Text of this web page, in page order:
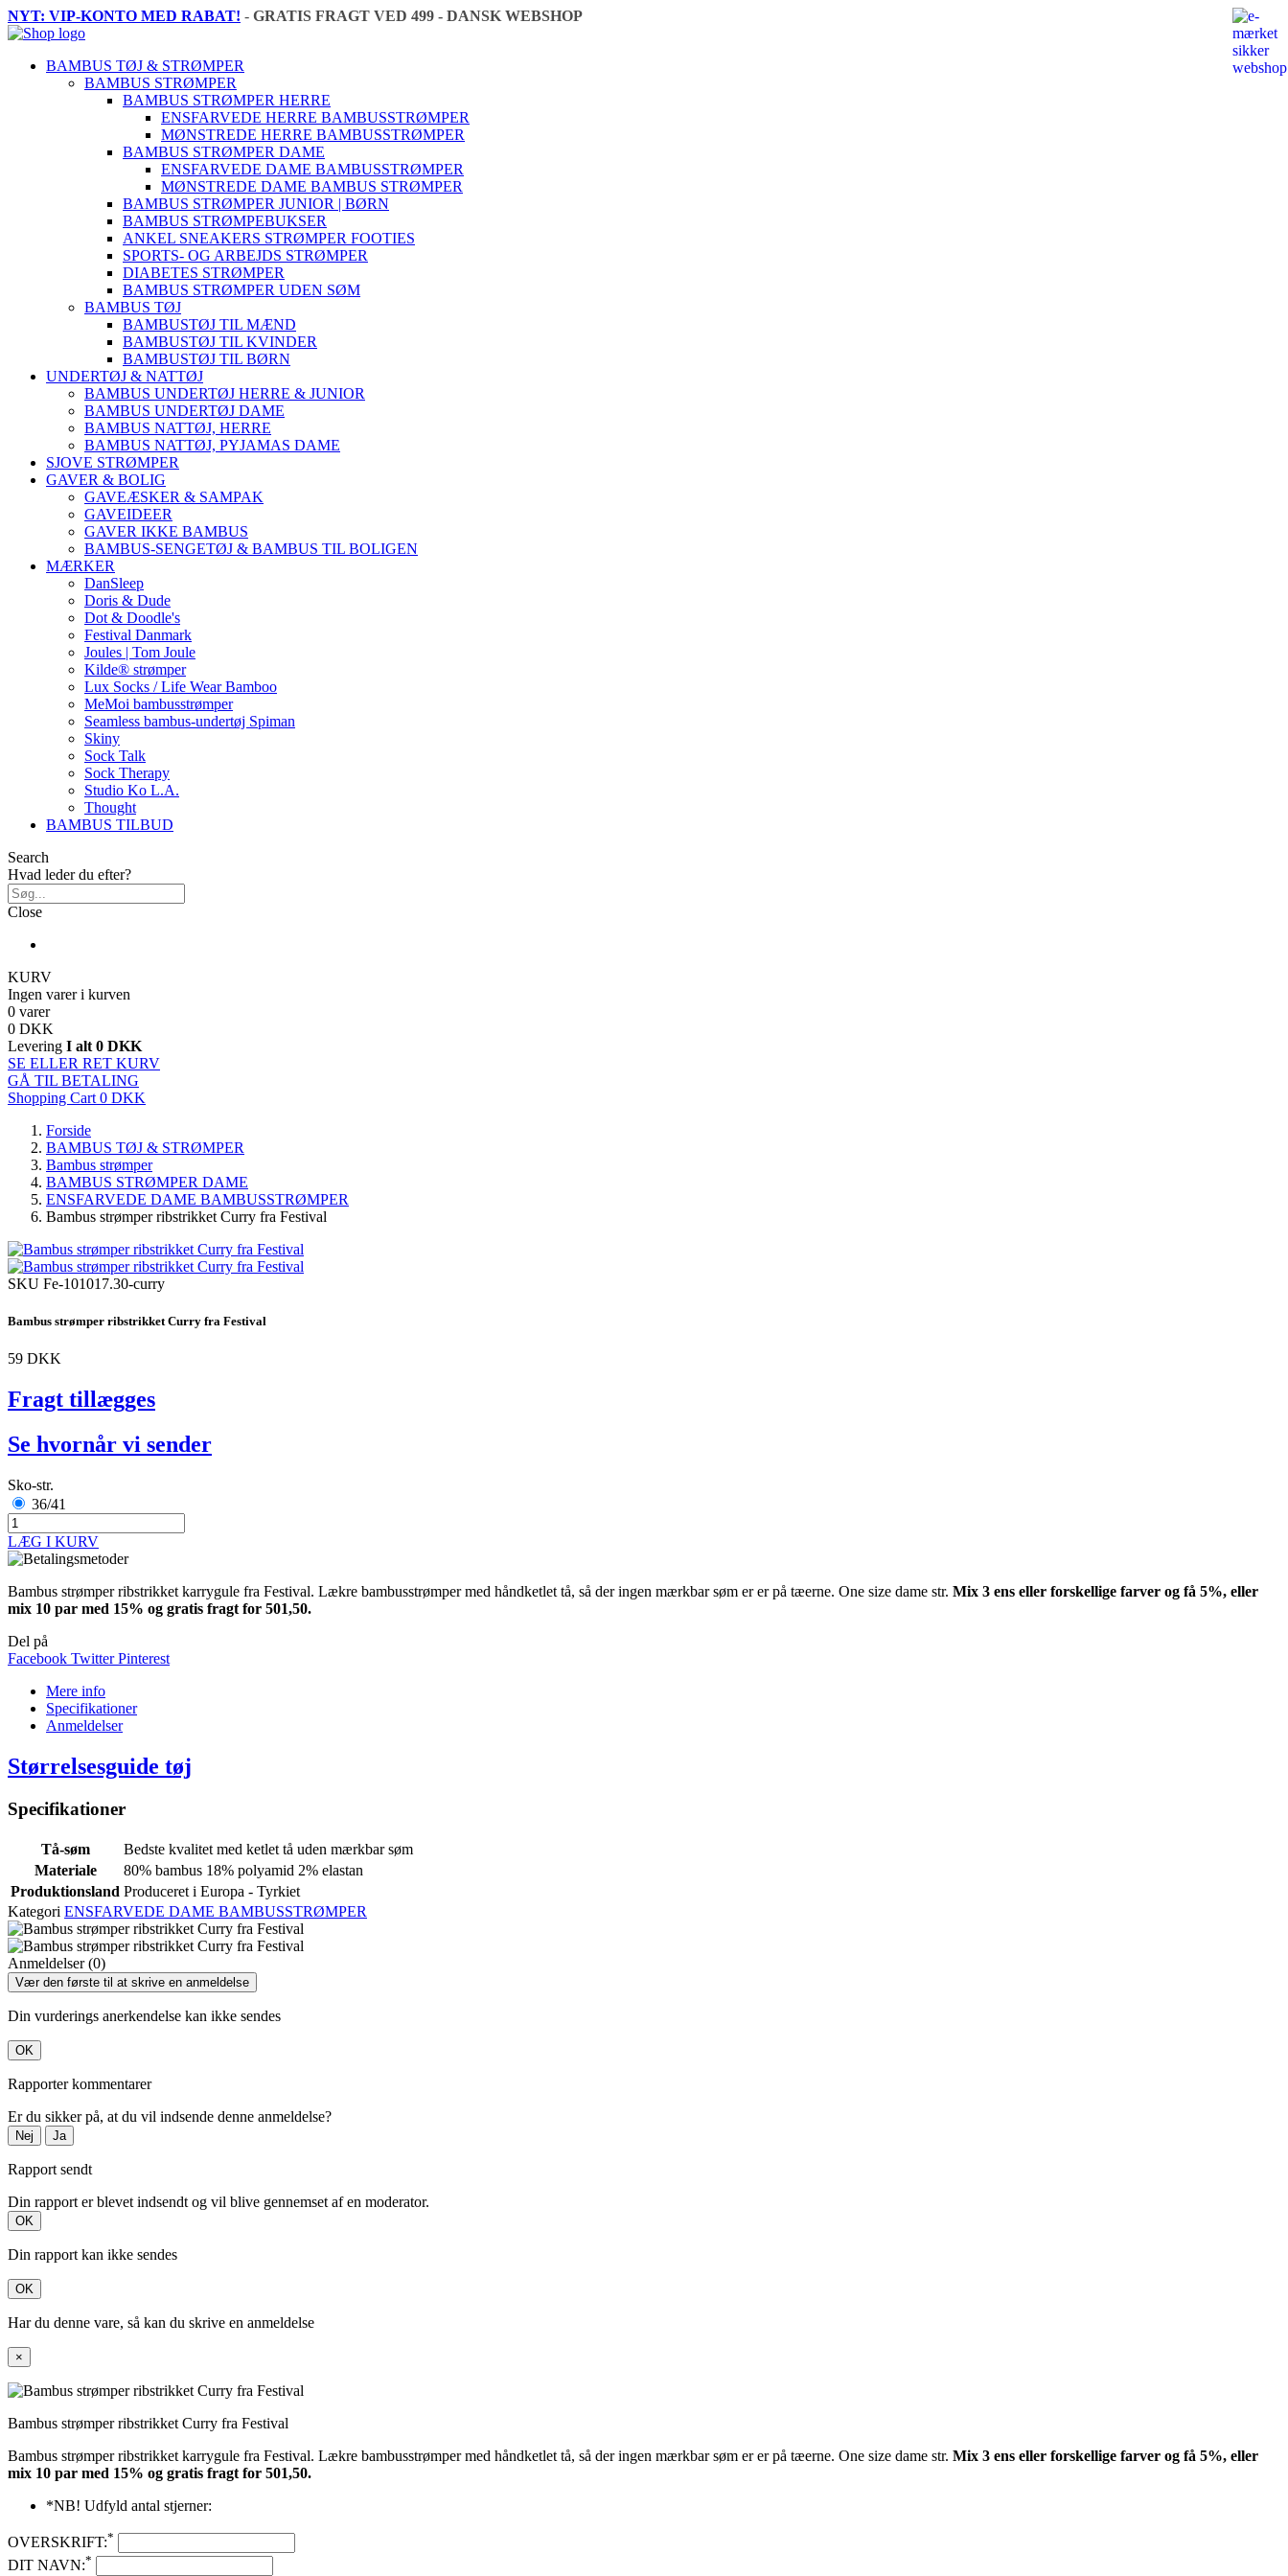
NYT: VIP-KONTO MED RABAT! - GRATIS FRAGT VED 499 - DANSK WEBSHOP
BAMBUS TØJ & STRØMPER
BAMBUS STRØMPER
BAMBUS STRØMPER HERRE
ENSFARVEDE HERRE BAMBUSSTRØMPER
MØNSTREDE HERRE BAMBUSSTRØMPER
BAMBUS STRØMPER DAME
ENSFARVEDE DAME BAMBUSSTRØMPER
MØNSTREDE DAME BAMBUS STRØMPER
BAMBUS STRØMPER JUNIOR | BØRN
BAMBUS STRØMPEBUKSER
ANKEL SNEAKERS STRØMPER FOOTIES
SPORTS- OG ARBEJDS STRØMPER
DIABETES STRØMPER
BAMBUS STRØMPER UDEN SØM
BAMBUS TØJ
BAMBUSTØJ TIL MÆND
BAMBUSTØJ TIL KVINDER
BAMBUSTØJ TIL BØRN
UNDERTØJ & NATTØJ
BAMBUS UNDERTØJ HERRE & JUNIOR
BAMBUS UNDERTØJ DAME
BAMBUS NATTØJ, HERRE
BAMBUS NATTØJ, PYJAMAS DAME
SJOVE STRØMPER
GAVER & BOLIG
GAVEÆSKER & SAMPAK
GAVEIDEER
GAVER IKKE BAMBUS
BAMBUS-SENGETØJ & BAMBUS TIL BOLIGEN
MÆRKER
DanSleep
Doris & Dude
Dot & Doodle's
Festival Danmark
Joules | Tom Joule
Kilde® strømper
Lux Socks / Life Wear Bamboo
MeMoi bambusstrømper
Seamless bambus-undertøj Spiman
Skiny
Sock Talk
Sock Therapy
Studio Ko L.A.
Thought
BAMBUS TILBUD
Search
Hvad leder du efter?
Close
KURV
Ingen varer i kurven
0 varer
0 DKK
Levering I alt 0 DKK
SE ELLER RET KURV
GÅ TIL BETALING
Shopping Cart 0 DKK
Forside
BAMBUS TØJ & STRØMPER
Bambus strømper
BAMBUS STRØMPER DAME
ENSFARVEDE DAME BAMBUSSTRØMPER
Bambus strømper ribstrikket Curry fra Festival
SKU Fe-101017.30-curry
Bambus strømper ribstrikket Curry fra Festival
59 DKK
Fragt tillægges
Se hvornår vi sender
Sko-str.
36/41
LÆG I KURV
Bambus strømper ribstrikket karrygule fra Festival. Lækre bambusstrømper med håndketlet tå, så der ingen mærkbar søm er er på tæerne. One size dame str. Mix 3 ens eller forskellige farver og få 5%, eller
mix 10 par med 15% og gratis fragt for 501,50.
Del på
Facebook Twitter Pinterest
Mere info
Specifikationer
Anmeldelser
Størrelsesguide tøj
Specifikationer
Tå-søm
Bedste kvalitet med ketlet tå uden mærkbar søm
Materiale
80% bambus 18% polyamid 2% elastan
Produktionsland Produceret i Europa - Tyrkiet
Kategori ENSFARVEDE DAME BAMBUSSTRØMPER
Anmeldelser (0)
Vær den første til at skrive en anmeldelse
Din vurderings anerkendelse kan ikke sendes
OK
Rapporter kommentarer
Er du sikker på, at du vil indsende denne anmeldelse?
Nej Ja
Rapport sendt
Din rapport er blevet indsendt og vil blive gennemset af en moderator.
OK
Din rapport kan ikke sendes
OK
Har du denne vare, så kan du skrive en anmeldelse
×
Bambus strømper ribstrikket Curry fra Festival
Bambus strømper ribstrikket karrygule fra Festival. Lækre bambusstrømper med håndketlet tå, så der ingen mærkbar søm er er på tæerne. One size dame str. Mix 3 ens eller forskellige farver og få 5%, eller
mix 10 par med 15% og gratis fragt for 501,50.
*NB! Udfyld antal stjerner:
OVERSKRIFT:*
DIT NAVN:*